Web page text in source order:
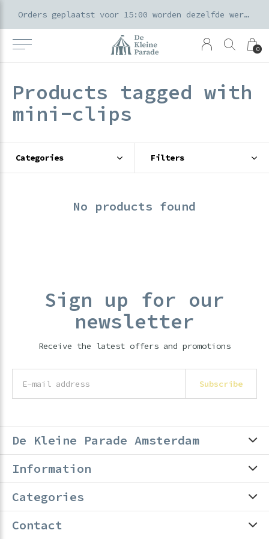
0
Orders geplaatst voor 15:00 worden dezelfde werkdag verzonden
Products tagged with
mini-clips
Categories Filters
No products found
Sign up for our
newsletter
Receive the latest offers and promotions
Subscribe
De Kleine Parade Amsterdam
Information
Categories
Contact